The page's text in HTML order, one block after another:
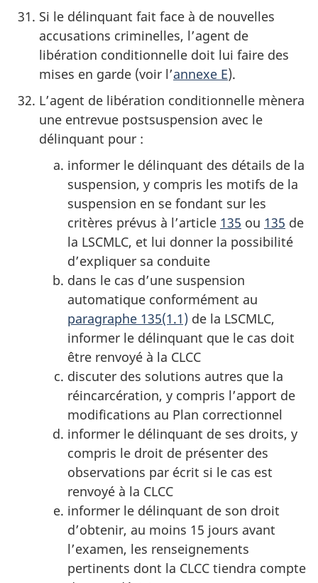
Si le délinquant fait face à de nouvelles
accusations criminelles, l’agent de
libération conditionnelle doit lui faire des
mises en garde (voir l’annexe E).
L’agent de libération conditionnelle mènera
une entrevue postsuspension avec le
délinquant pour :
informer le délinquant des détails de la
suspension, y compris les motifs de la
suspension en se fondant sur les
critères prévus à l’article 135 ou 135 de
la LSCMLC, et lui donner la possibilité
d’expliquer sa conduite
dans le cas d’une suspension
automatique conformément au
paragraphe 135(1.1) de la LSCMLC,
informer le délinquant que le cas doit
être renvoyé à la CLCC
discuter des solutions autres que la
réincarcération, y compris l’apport de
modifications au Plan correctionnel
informer le délinquant de ses droits, y
compris le droit de présenter des
observations par écrit si le cas est
renvoyé à la CLCC
informer le délinquant de son droit
d’obtenir, au moins 15 jours avant
l’examen, les renseignements
pertinents dont la CLCC tiendra compte